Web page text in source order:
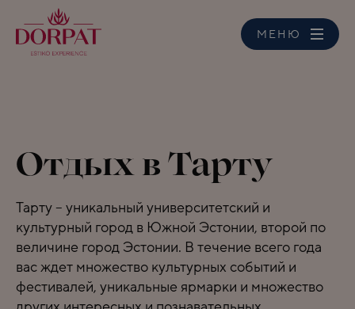
MЕНЮ
Отдых в Тарту
Тарту – уникальный университетский и
культурный город в Южной Эстонии, второй по
величине город Эстонии. В течение всего года
вас ждет множество культурных событий и
фестивалей, уникальные ярмарки и множество